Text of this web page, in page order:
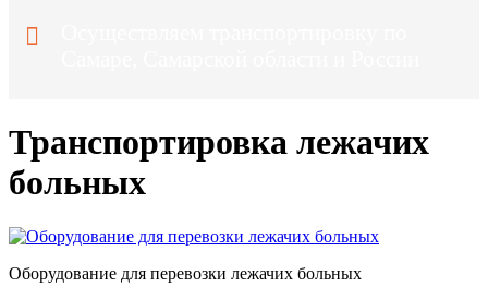
Транспортировка лежачих
больных
Оборудование для перевозки лежачих больных